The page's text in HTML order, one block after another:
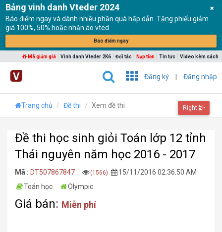
Bảng vinh danh Vteder 2024
Báo điểm ngay và dành nhiều phần quà hấp dẫn. Tặng phiếu giảm
giá 100%, 50% hoặc nhận áo vted.
Báo điểm ngay
Mã giảm giá Vinh danh Vteder 2K6 Đối tác Nạp tiền Tin tức Video kèm sách
Đăng ký Đăng nhập
Trang chủ Đề thi Xem đề thi Right
Đề thi học sinh giỏi Toán lớp 12 tỉnh
Thái nguyên năm học 2016 - 2017
Mã : DT507867847 (1566)
15/11/2016 02:36:50 AM
Toán học
Olympic
Giá bán: Miễn phí